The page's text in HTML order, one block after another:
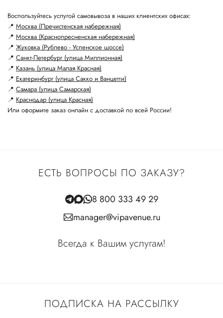
Воспользуйтесь услугой самовывоза в наших клиентских офисах:
📍 Москва (Пречистенская набережная)
📍 Москва (Краснопресненская набережная)
📍 Жуковка (Рублево - Успенское шоссе)
📍 Санкт-Петербург (улица Миллионная)
📍 Казань (улица Малая Красная)
📍 Екатеринбург (улица Сакко и Ванцетти)
📍 Самара (улица Самарская)
📍 Краснодар (улица Красная)
Или оформите заказ онлайн с доставкой по всей России!
ПОДПИСКА НА РАССЫЛКУ
ЕСТЬ ВОПРОСЫ ПО ЗАКАЗУ?
8 800 333 49 29
manager@vipavenue.ru
Всегда к Вашим услугам!